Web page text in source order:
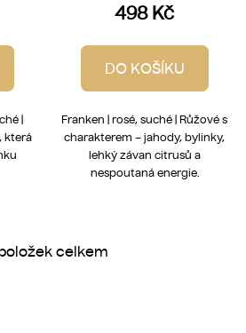
|
která
498 Kč
DO KOŠÍKU
Franken | rosé, suché | Růžové s
charakterem – jahody, bylinky,
lehký závan citrusů a
nespoutaná energie.
Ocelkem